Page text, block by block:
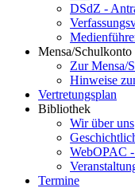
DSdZ -
Mensa/Schulkonto
Zur Mensa/
Hinweise
Vertretungsplan
Bibliothek
Wir über uns
WebOPAC
Termine